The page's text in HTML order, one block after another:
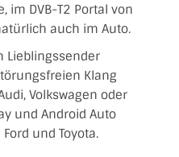
im DVB-T2 Portal von
auch im Auto.
Lieblingssender
Klang
Volkswagen oder
und Android Auto
und Toyota.